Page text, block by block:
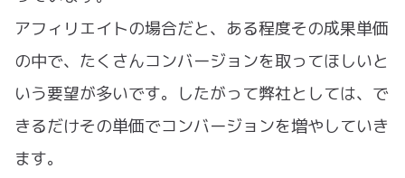
アフィリエイトの場合だと、ある程度その成果単価
の中で、たくさんコンバージョンを取ってほしいと
いう要望が多いです。したがって弊社としては、で
きるだけその単価でコンバージョンを増やしていき
ます。